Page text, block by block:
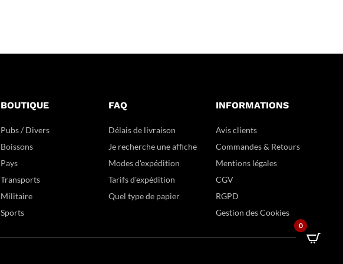
BOUTIQUE
Pubs / Divers
Boissons
Pays
Transports
Militaire
Sports
FAQ
Délais de livraison
Je recherche une affiche
Modes d'expédition
Tarifs d'expédition
Quel type de papier
INFORMATIONS
Avis clients
Commandes & Retours
Mentions légales
CGV
RGPD
Gestion des Cookies
0